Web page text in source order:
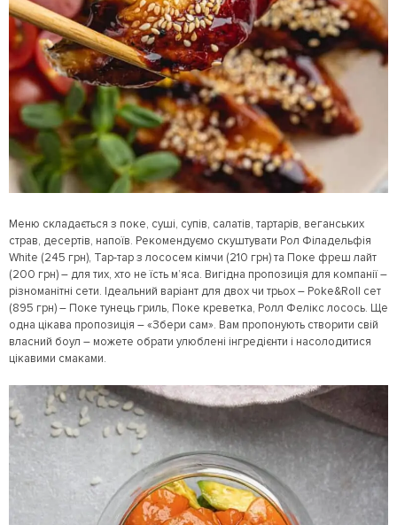
Меню складається з поке, суші, супів, салатів, тартарів, веганських
страв, десертів, напоїв. Рекомендуємо скуштувати Рол Філадельфія
White (245 грн), Тар-тар з лососем кімчи (210 грн) та Поке фреш лайт
(200 грн) – для тих, хто не їсть м’яса. Вигідна пропозиція для компанії –
різноманітні сети. Ідеальний варіант для двох чи трьох – Poke&Roll сет
(895 грн) – Поке тунець гриль, Поке креветка, Ролл Фелікс лосось. Ще
одна цікава пропозиція – «Збери сам». Вам пропонують створити свій
власний боул – можете обрати улюблені інгредієнти і насолодитися
цікавими смаками.